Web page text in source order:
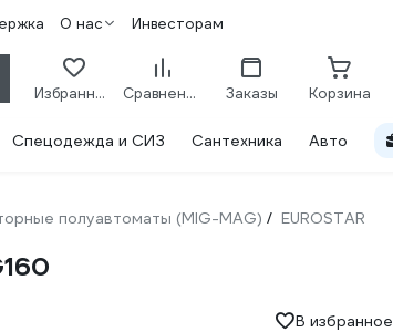
О нас Инвесторам
Избранное Сравнение Заказы Корзина
Спецодежда и СИЗ Сантехника Авто
полуавтоматы (MIG-MAG) / EUROSTAR
В избранное